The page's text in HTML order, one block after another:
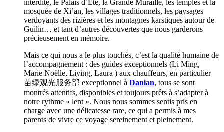
interdite, le Palais d’Été, la Grande Muraille, les temples et la
mosquée de Xi’an, les villages traditionnels, les paysages
verdoyants des rizières et les montagnes karstiques autour de
Guilin… et tant d’autres découvertes que nous garderons
précieusement en mémoire.
Mais ce qui nous a le plus touchés, c’est la qualité humaine de
l’accompagnement : des guides exceptionnels (Li Ming,
Marie Noëlle, Liying, Laura ) aux chauffeurs, en particulier
苗绿观光服务部 exceptionnel à Danian, tous se sont
montrés attentifs, disponibles et toujours prêts à s’adapter à
notre rythme « lent ». Nous nous sommes sentis pris en
charge avec une délicatesse rare, ce qui a permis à mes
parents de vivre ce voyage sereinement et pleinement.